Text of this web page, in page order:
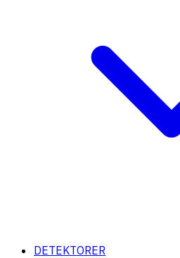
DETEKTORER